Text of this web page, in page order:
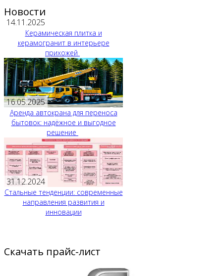
Новости
14.11.2025
Керамическая плитка и
керамогранит в интерьере
прихожей
16.05.2025
Аренда автокрана для переноса
бытовок: надёжное и выгодное
решение
31.12.2024
Стальные тенденции: современные
направления развития и
инновации
Скачать прайс-лист